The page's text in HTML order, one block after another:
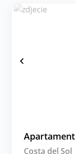
Apartament
Costa del Sol